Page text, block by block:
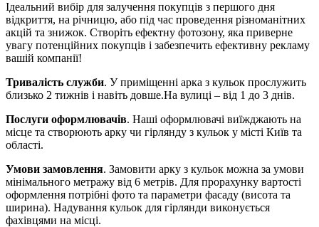
Ідеальний вибір для залучення покупців з першого дня
відкриття, на річницю, або під час проведення різноманітних
акцій та знижок. Створіть ефектну фотозону, яка приверне
увагу потенційних покупців і забезпечить ефективну рекламу
вашій компанії!
Тривалість служби. У приміщенні арка з кульок прослужить
близько 2 тижнів і навіть довше.На вулиці – від 1 до 3 днів.
Послуги оформлювачів. Наші оформлювачі виїжджають на
місце та створюють арку чи гірлянду з кульок у місті Київ та
області.
Умови замовлення. Замовити арку з кульок можна за умови
мінімального метражу від 6 метрів. Для прорахунку вартості
оформлення потрібні фото та параметри фасаду (висота та
ширина). Надування кульок для гірлянди виконується
фахівцями на місці.